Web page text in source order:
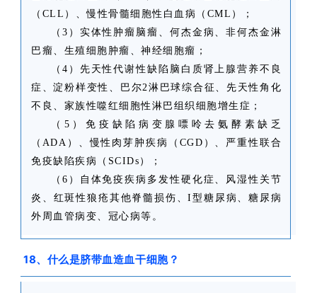
（CLL）、慢性骨髓细胞性白血病（CML）；
（3）实体性肿瘤脑瘤、何杰金病、非何杰金淋
巴瘤、生殖细胞肿瘤、神经细胞瘤；
（4）先天性代谢性缺陷脑白质肾上腺营养不良
症、淀粉样变性、巴尔2淋巴球综合征、先天性角化
不良、家族性噬红细胞性淋巴组织细胞增生症；
（5）免疫缺陷病变腺嘌呤去氨酵素缺乏
（ADA）、慢性肉芽肿疾病（CGD）、严重性联合
免疫缺陷疾病（SCIDs）；
（6）自体免疫疾病多发性硬化症、风湿性关节
炎、红斑性狼疮其他脊髓损伤、I型糖尿病、糖尿病
外周血管病变、冠心病等。
18、什么是脐带血造血干细胞？